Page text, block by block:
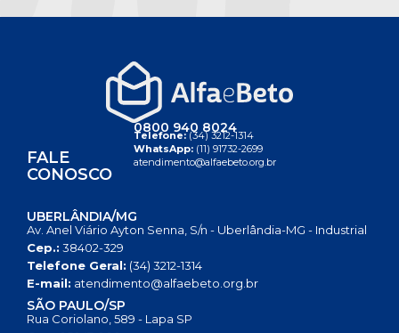
FALE
CONOSCO
0800 940 8024
Telefone:(34) 3212-1314
WhatsApp: (11) 91732-2699
atendimento@alfaebeto.org.br
UBERLÂNDIA/MG
Av. Anel Viário Ayton Senna, S/n - Uberlândia-MG - Industrial
Cep.: 38402-329
Telefone Geral: (34) 3212-1314
E-mail: atendimento@alfaebeto.org.br
SÃO PAULO/SP
Rua Coriolano, 589 - Lapa SP